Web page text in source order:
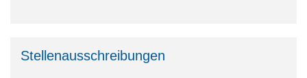
Stellenausschreibungen